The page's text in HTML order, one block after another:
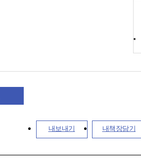
내보내기 내책장담기